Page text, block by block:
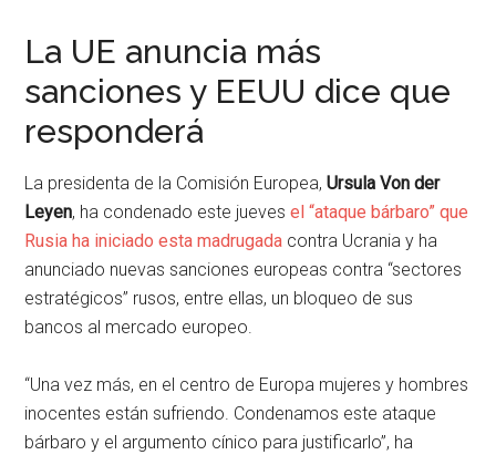
La UE anuncia más
sanciones y EEUU dice que
responderá
La presidenta de la Comisión Europea,Ursula Von der
Leyen, ha condenado este juevesel “ataque bárbaro” que
Rusia ha iniciado esta madrugada contra Ucrania y ha
anunciado nuevas sanciones europeas contra “sectores
estratégicos” rusos, entre ellas, un bloqueo de sus
bancos al mercado europeo.
“Una vez más, en el centro de Europa mujeres y hombres
inocentes están sufriendo. Condenamos este ataque
bárbaro y el argumento cínico para justificarlo”, ha